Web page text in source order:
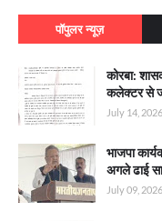
पॉपुलर न्यूज़
कोरबा:
कलेक्टर से
July 14, 2026
भाजपा
अगले ढाई
July 09, 2026